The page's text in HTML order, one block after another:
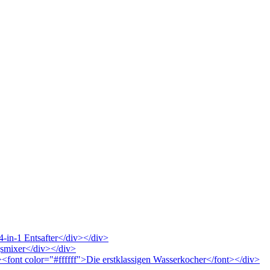
in-1 Entsafter</div></div>
div></div>
color="#ffffff">Die erstklassigen Wasserkocher</font></div>